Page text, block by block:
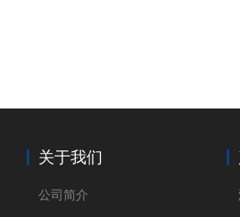
关于我们
公司简介